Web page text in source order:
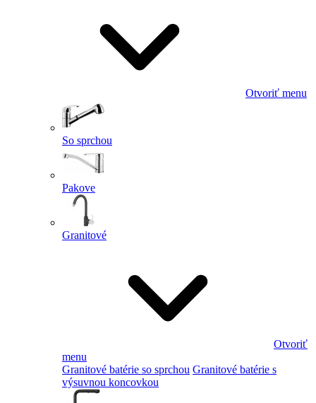
Otvoriť menu
So sprchou
Pakove
Granitové
Otvoriť
menu
Granitové batérie so sprchou Granitové batérie s
výsuvnou koncovkou